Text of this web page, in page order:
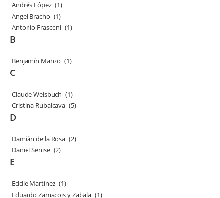
Andrés López (1)
Angel Bracho (1)
Antonio Frasconi (1)
B
Benjamín Manzo (1)
C
Claude Weisbuch (1)
Cristina Rubalcava (5)
D
Damián de la Rosa (2)
Daniel Senise (2)
E
Eddie Martínez (1)
Eduardo Zamacois y Zabala (1)